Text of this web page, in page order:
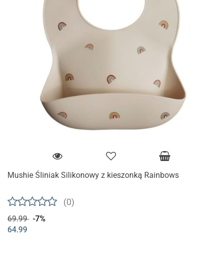
Mushie Śliniak Silikonowy z kieszonką Rainbows
(0)
69.99 -7%
64.99